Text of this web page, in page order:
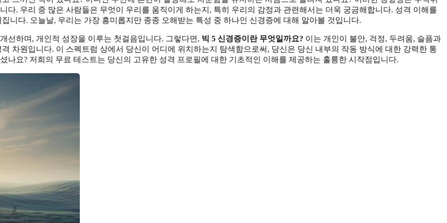
다. 우리 중 많은 사람들은 무엇이 우리를 움직이게 하는지, 특히 우리의 감정과 관련해서는 더욱 궁금해합니다. 성격 이해를
니다. 오늘날, 우리는 가장 흥미롭지만 종종 오해받는 특성 중 하나인 신경증에 대해 알아볼 것입니다.
선하며, 개인적 성장을 이루는 첫걸음입니다. 그렇다면, 빅 5 신경증이란 무엇일까요? 이는 개인이 불안, 걱정, 두려움, 슬픔과
차원입니다. 이 스펙트럼 상에서 당신이 어디에 위치하는지 탐색함으로써, 당신은 당신 내부의 작동 방식에 대한 강력한 통
나요? 저희의 무료 테스트는 당신의 고유한 성격 프로필에 대한 기초적인 이해를 제공하는 훌륭한 시작점입니다.